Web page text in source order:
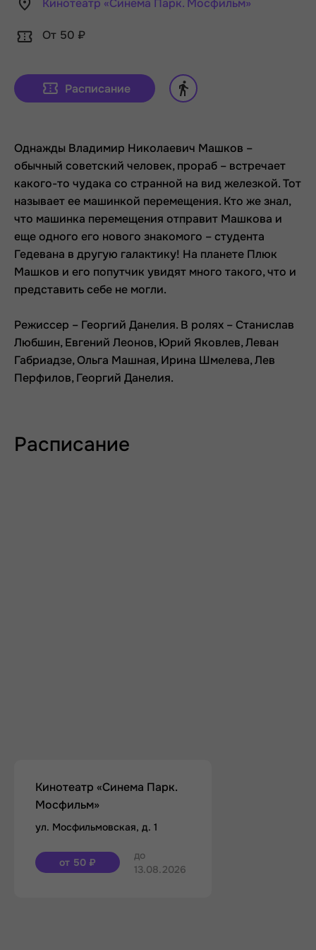
Кинотеатр «Синема Парк. Мосфильм»
От 50 ₽
Расписание
Однажды Владимир Николаевич Машков –
обычный советский человек, прораб – встречает
какого-то чудака со странной на вид железкой. Тот
называет ее машинкой перемещения. Кто же знал,
что машинка перемещения отправит Машкова и
еще одного его нового знакомого – студента
Гедевана в другую галактику! На планете Плюк
Машков и его попутчик увидят много такого, что и
представить себе не могли.
Режиссер – Георгий Данелия. В ролях – Станислав
Любшин, Евгений Леонов, Юрий Яковлев, Леван
Габриадзе, Ольга Машная, Ирина Шмелева, Лев
Перфилов, Георгий Данелия.
Расписание
Кинотеатр «Синема Парк.
Мосфильм»
ул. Мосфильмовская, д. 1
от 50 ₽
до
13.08.2026